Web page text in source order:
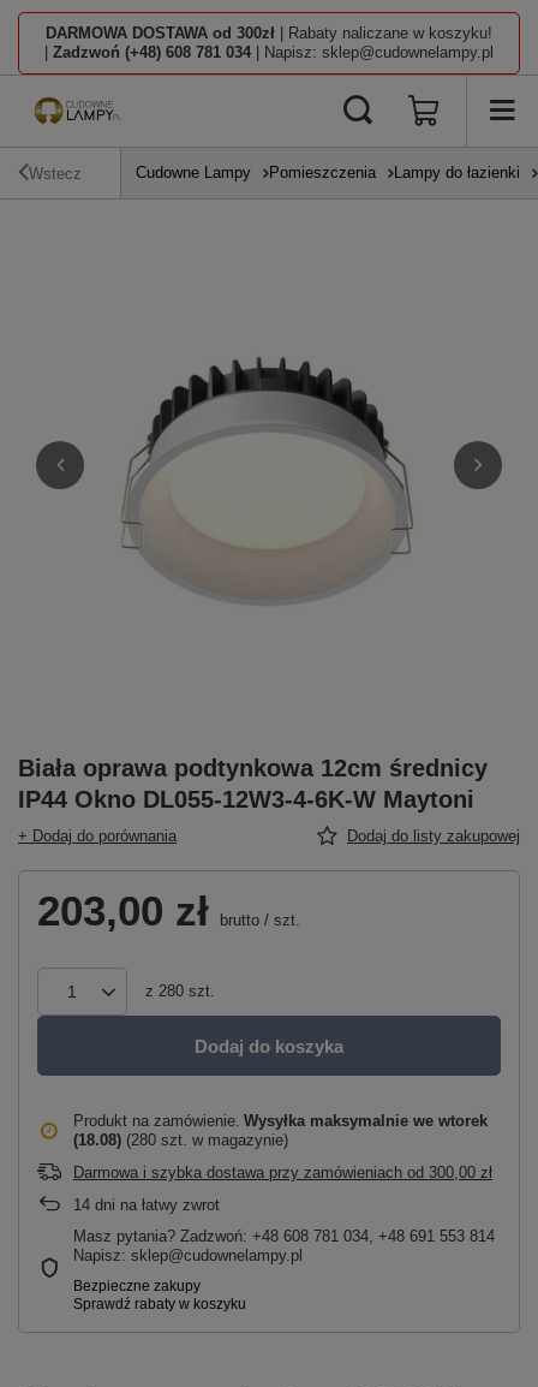
DARMOWA DOSTAWA od 300zł | Rabaty naliczane w koszyku!
Zadzwoń (+48) 608 781 034 | Napisz: sklep@cudownelampy.pl
Wstecz Cudowne Lampy Pomieszczenia Lampy do łazienki
Biała oprawa podtynkowa 12cm średnicy
IP44 Okno DL055-12W3-4-6K-W Maytoni
+ Dodaj do porównania Dodaj do listy zakupowej
203,00 zł brutto / szt.
z 280 szt.
Dodaj do koszyka
Produkt na zamówienie Wysyłka maksymalnie we wtorek
(18.08) (280 szt. w magazynie)
Darmowa i szybka dostawa przy zamówieniach od 300,00 zł
14 dni na łatwy zwrot
Masz pytania? Zadzwoń: +48 608 781 034, +48 691 553 814
Napisz: sklep@cudownelampy.pl